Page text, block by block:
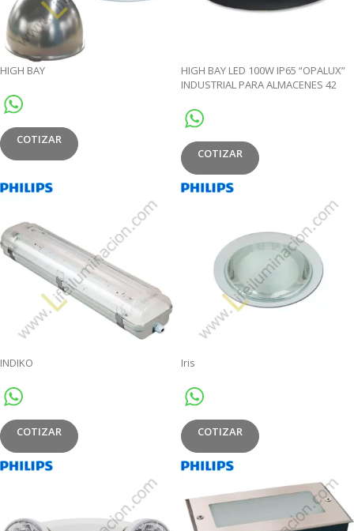
HIGH BAY
COTIZAR
HIGH BAY LED 100W IP65 “OPALUX”
INDUSTRIAL PARA ALMACENES 42
240V
COTIZAR
INDIKO
COTIZAR
Iris
COTIZAR